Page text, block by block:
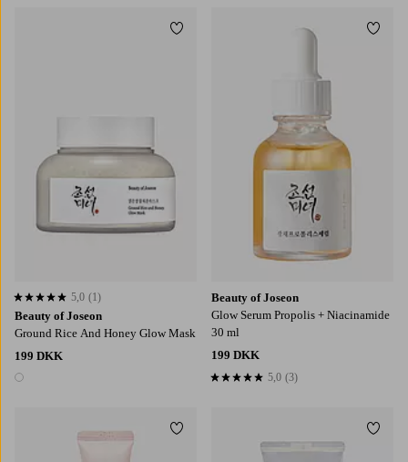
Beauty of Joseon
Ground Rice And Honey Glow Mask
199 DKK
1 farve
5,0 baseret på 1 bedømmelser
5,0 (1)
Tilføj til favoritter
Beauty of Joseon
Glow Serum Propolis + Niacinamide
30 ml
199 DKK
5,0 baseret på 3 bedømmelser
5,0 (3)
Tilføj til favoritter